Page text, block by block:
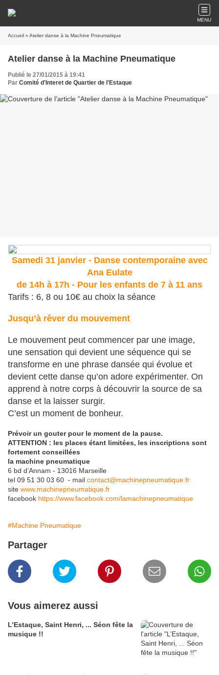
MENU
Accueil » Atelier danse à la Machine Pneumatique
Atelier danse à la Machine Pneumatique
Publié le 27/01/2015 à 19:41
Par Comité d'Interet de Quartier de l'Estaque
Samedi 31 janvier - Danse contemporaine avec
Ana Eulate
de 14h à 17h - Pour les enfants de 7 à 11 ans
Tarifs : 6, 8 ou 10€ au choix la séance
Jusqu’à rêver du mouvement
Le mouvement peut commencer par une image,
une sensation qui devient une séquence qui se
transforme en une phrase dansée qui évolue et
devient cette danse qu’on adore expérimenter. On
apprend à notre corps à découvrir la source de sa
danse et la laisser surgir.
C’est un moment de bonheur.
Prévoir un gouter pour le moment de la pause.
ATTENTION : les places étant limitées, les inscriptions sont
fortement conseillées
la machine pneumatique
6 bd d’Annam - 13016 Marseille
tel 09 51 30 03 60 - mail contact@machinepneumatique.fr
site www.machinepneumatique.fr
facebook https://www.facebook.com/lamachinepneumatique
#Machine Pneumatique
Partager
Vous aimerez aussi
L’Estaque, Saint Henri, ... Séon fête la
musique !!